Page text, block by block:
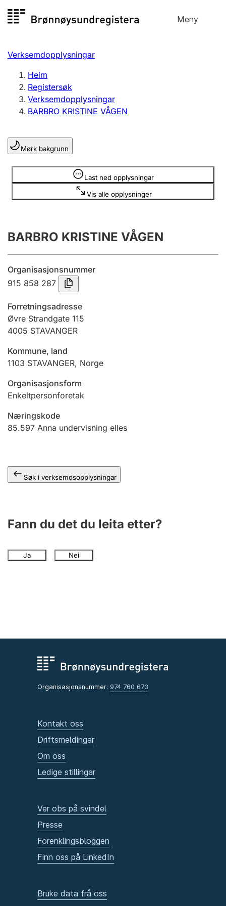
til
Meny
Registersøk
Aksjeselskap
Enkeltpersonføretak
Registrere, endre, slette
Lag og foreining
Registrere, endre, slette
Årsrekneskap
Innsending og forseinkingsgebyr
Tinglysing
Jeger
Ektepaktrettleiaren
Andre tema
Verksemdopplysningar
Heim
Registersøk
Verksemdopplysningar
BARBRO KRISTINE VÅGEN
Mørk bakgrunn
Last ned opplysningar
Vis alle opplysninger
Opplysninger er skjult
BARBRO KRISTINE VÅGEN
Organisasjonsnummer
915 858 287
Forretningsadresse
Øvre Strandgate 115
4005 STAVANGER
Kommune, land
1103 STAVANGER, Norge
Organisasjonsform
Enkeltpersonforetak
Næringskode
85.597 Anna undervisning elles
Søk i verksemdsopplysningar
Fann du det du leita etter?
Ja Nei
Organisasjonsnummer: 974 760 673
Kontakt oss
Driftsmeldingar
Om oss
Ledige stillingar
Ver obs på svindel
Presse
Forenklingsbloggen
Finn oss på LinkedIn
Bruke data frå oss